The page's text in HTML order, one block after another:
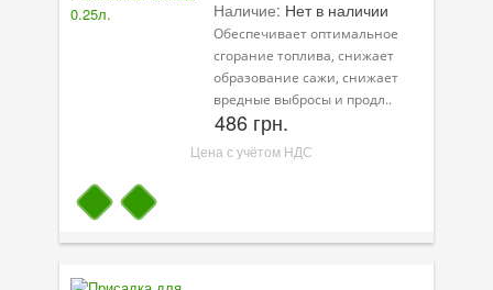
Наличие: Нет в наличии
Обеспечивает оптимальное
сгорание топлива, снижает
образование сажи, снижает
вредные выбросы и продл..
486 грн.
Цена с учётом НДС